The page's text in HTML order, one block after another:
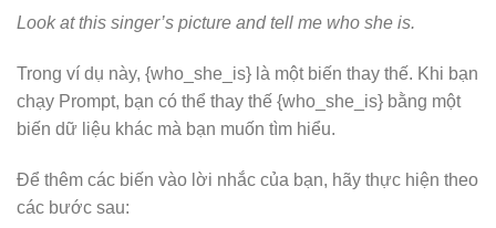
Look at this singer’s picture and tell me who she is.
Trong ví dụ này, {who_she_is} là một biến thay thế. Khi bạn
chạy Prompt, bạn có thể thay thế {who_she_is} bằng một
biến dữ liệu khác mà bạn muốn tìm hiểu.
Để thêm các biến vào lời nhắc của bạn, hãy thực hiện theo
các bước sau: